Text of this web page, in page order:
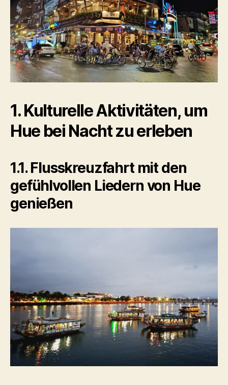
1. Kulturelle Aktivitäten, um
Hue bei Nacht zu erleben
1.1. Flusskreuzfahrt mit den
gefühlvollen Liedern von Hue
genießen